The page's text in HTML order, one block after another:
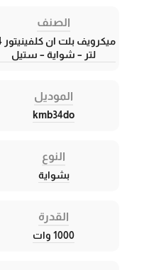
الصنف
لتر – شواية – ستيل
الموديل
kmb34do
النوع
بشواية
القدرة
1000 وات